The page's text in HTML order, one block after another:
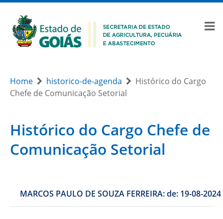
Home historico-de-agenda
Histórico do Cargo
Chefe de Comunicação Setorial
Histórico do Cargo Chefe de
Comunicação Setorial